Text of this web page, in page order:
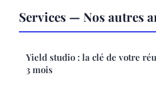
Services — Nos autres
Yield studio : la clé de votre
3 mois